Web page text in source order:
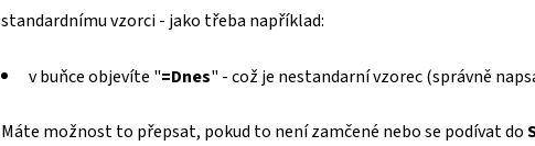
standardnímu vzorci - jako třeba například:
v buňce objevíte "=Dnes" - což je nestandarní vzorec (správně
Máte možnost to přepsat, pokud to není zamčené nebo se podívat do
200 Kč
200 Kč